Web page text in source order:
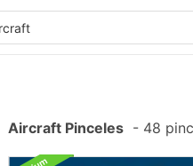
Aircraft Pinceles - 48